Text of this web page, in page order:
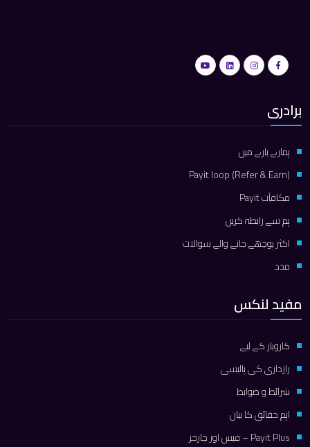
برادری
ہمارے بارے میں
Payit loop (Refer & Earn)
مكافآت Payit
ہم سے رابطہ کریں
اکثر پوچھے جانے والے سوالات
مدد
مفید لنکس
کاروبار کے لیے
رازداری کی پالیسی
شرائط و ضوابط
اہم حقائق کا بیان
Payit Plus – فیس اور چارجز